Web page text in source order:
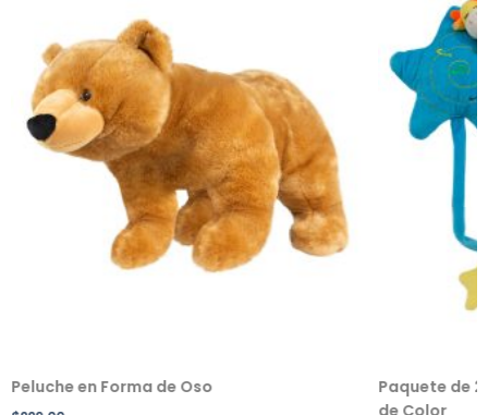
Peluche en Forma de Oso
Paquete de
de Color